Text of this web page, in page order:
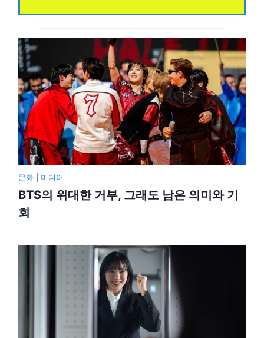
문화 미디어
BTS의 위대한 거부, 그래도 남은 의미와 기
회